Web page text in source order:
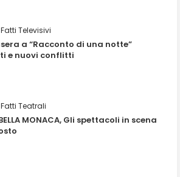
Fatti Televisivi
a “Racconto di una notte”
e nuovi conflitti
Fatti Teatrali
MONACA, Gli spettacoli in scena